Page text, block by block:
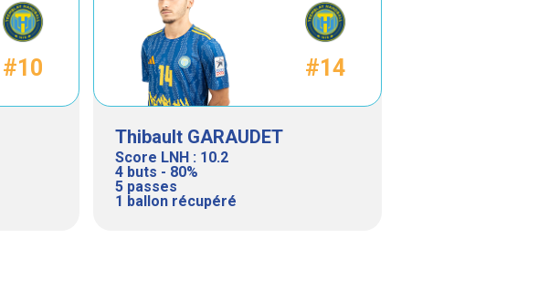
#10 #14
Thibault GARAUDET
Score LNH : 10.2
4 buts - 80%
5 passes
1 ballon récupéré